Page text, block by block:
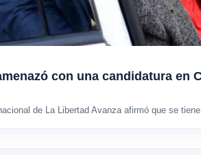
con una candidatura en
de La Libertad Avanza afirmó que se